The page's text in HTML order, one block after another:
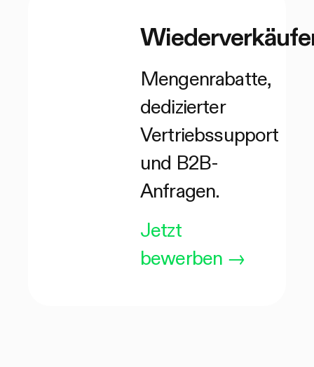
Mengenrabatte,
dedizierter
Vertriebssupport
und B2B-
Anfragen.
Jetzt
bewerben →